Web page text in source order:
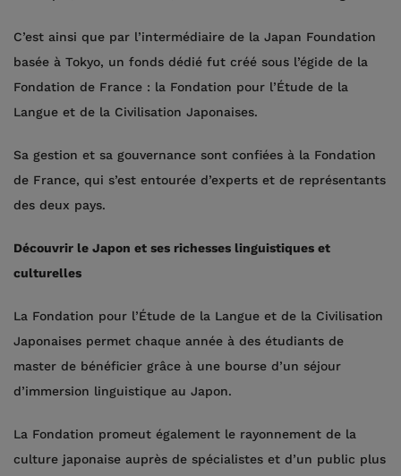
C’est ainsi que par l’intermédiaire de la Japan Foundation
basée à Tokyo, un fonds dédié fut créé sous l’égide de la
Fondation de France : la Fondation pour l’Étude de la
Langue et de la Civilisation Japonaises.
Sa gestion et sa gouvernance sont confiées à la Fondation
de France, qui s’est entourée d’experts et de représentants
des deux pays.
Découvrir le Japon et ses richesses linguistiques et
culturelles
La Fondation pour l’Étude de la Langue et de la Civilisation
Japonaises permet chaque année à des étudiants de
master de bénéficier grâce à une bourse d’un séjour
d’immersion linguistique au Japon.
La Fondation promeut également le rayonnement de la
culture japonaise auprès de spécialistes et d’un public plus